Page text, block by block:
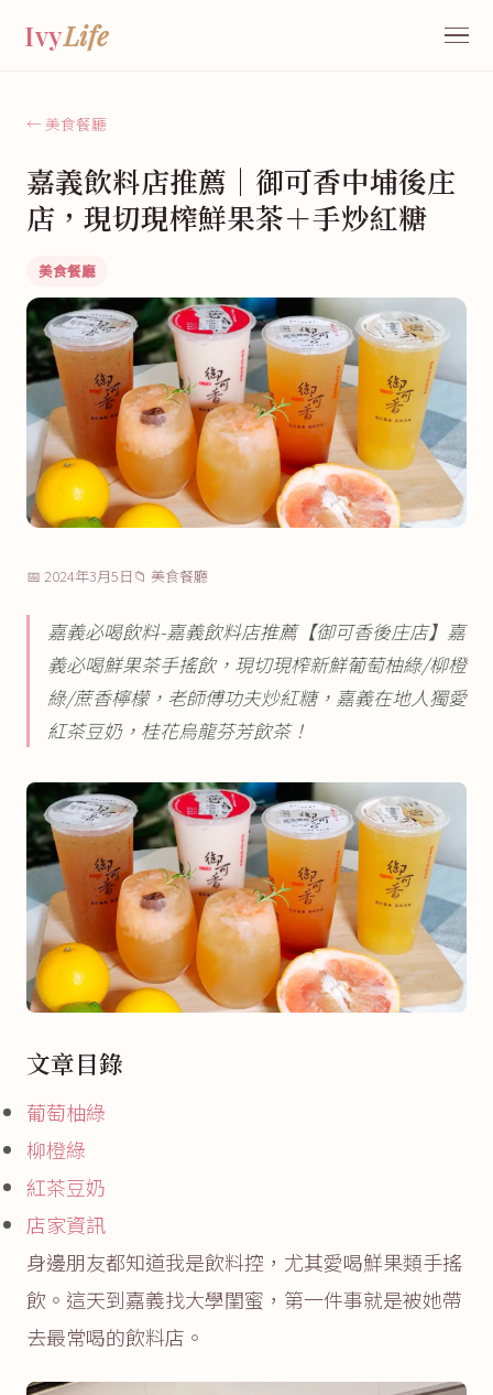
IvyLife
← 美食餐廳
嘉義飲料店推薦｜御可香中埔後庄
店，現切現榨鮮果茶＋手炒紅糖
美食餐廳
📅 2024年3月5日 📁 美食餐廳
嘉義必喝飲料-嘉義飲料店推薦【御可香後庄店】嘉
義必喝鮮果茶手搖飲，現切現榨新鮮葡萄柚綠/柳橙
綠/蔗香檸檬，老師傅功夫炒紅糖，嘉義在地人獨愛
紅茶豆奶，桂花烏龍芬芳飲茶！
文章目錄
葡萄柚綠
柳橙綠
紅茶豆奶
店家資訊
身邊朋友都知道我是飲料控，尤其愛喝鮮果類手搖
飲。這天到嘉義找大學閨蜜，第一件事就是被她帶
去最常喝的飲料店。